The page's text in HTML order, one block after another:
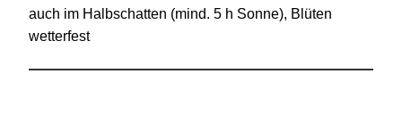
auch im Halbschatten (mind. 5 h Sonne), Blüten
wetterfest